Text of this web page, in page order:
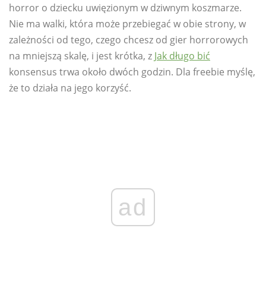
horror o dziecku uwięzionym w dziwnym koszmarze.
Nie ma walki, która może przebiegać w obie strony, w
zależności od tego, czego chcesz od gier horrorowych
na mniejszą skalę, i jest krótka, z Jak długo bić
konsensus trwa około dwóch godzin. Dla freebie myślę,
że to działa na jego korzyść.
ad